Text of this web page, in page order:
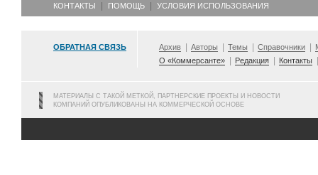
КОНТАКТЫ ПОМОЩЬ УСЛОВИЯ ИСПОЛЬЗОВАНИЯ
ОБРАТНАЯ СВЯЗЬ Архив Авторы Темы Справочники
О «Коммерсанте»
Редакция Контакты
МАТЕРИАЛЫ С ТАКОЙ МЕТКОЙ, ПАРТНЕРСКИЕ ПРОЕКТЫ И НОВОСТИ
КОМПАНИЙ ОПУБЛИКОВАНЫ НА КОММЕРЧЕСКОЙ ОСНОВЕ